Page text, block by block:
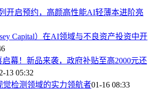
开启预约，高颜高性能AI轻薄本进阶亮
Capital）在AI领域与不良资产投资中开
幕！新品来袭，政府补贴至高2000元还
13 05:32
检测领域的实力领航者01-16 08:33